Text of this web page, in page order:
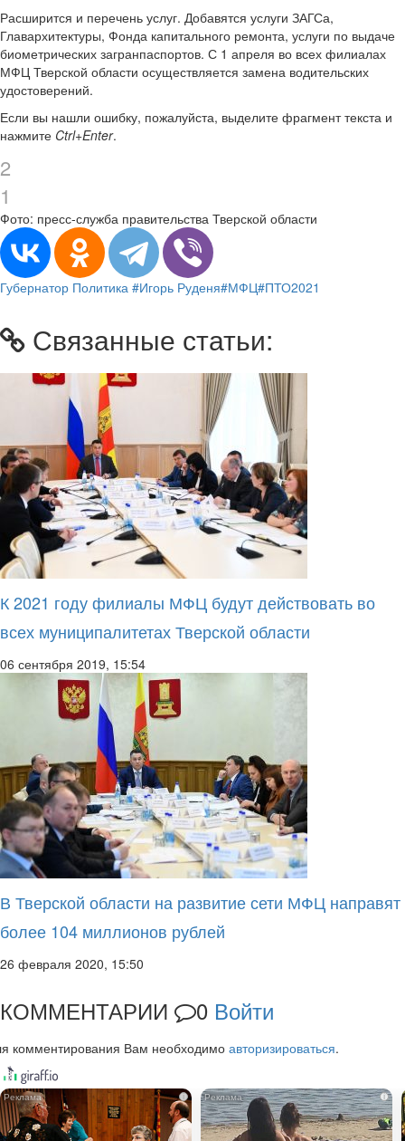
Расширится и перечень услуг. Добавятся услуги ЗАГСа,
Главархитектуры, Фонда капитального ремонта, услуги по выдаче
биометрических загранпаспортов. С 1 апреля во всех филиалах
МФЦ Тверской области осуществляется замена водительских
удостоверений.
Если вы нашли ошибку, пожалуйста, выделите фрагмент текста и
нажмите Ctrl+Enter.
2
1
Фото: пресс-служба правительства Тверской области
Губернатор Политика #Игорь Руденя#МФЦ#ПТО2021
Связанные статьи:
К 2021 году филиалы МФЦ будут действовать во
всех муниципалитетах Тверской области
06 сентября 2019, 15:54
В Тверской области на развитие сети МФЦ направят
более 104 миллионов рублей
26 февраля 2020, 15:50
КОММЕНТАРИИ 0 Войти
комментирования Вам необходимо авторизироваться.
i i